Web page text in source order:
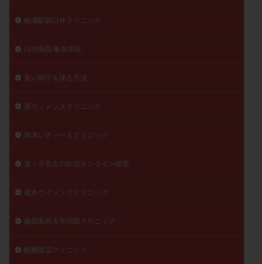
綾瀬駅前臼井クリニック
臼井医院 亀有本院
良い卵子を採る方法
英ウィメンズクリニック
草津レディースクリニック
菜々子先生の妊活オンライン授業
蔵本ウイメンズクリニック
藤田医科大学羽田クリニック
醍醐渡辺クリニック